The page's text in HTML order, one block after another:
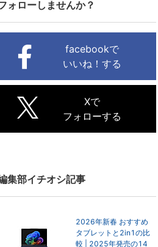
ォローしませんか？
facebookで
いいね！する
Xで
フォローする
集部イチオシ記事
2026年新春 おすすめ
タブレットと2in1の比
較 | 2025年発売の14